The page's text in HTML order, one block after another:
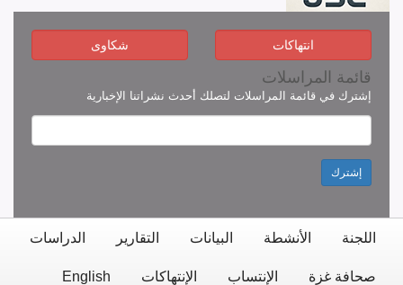
انتهاكات شكاوى
قائمة المراسلات
إشترك في قائمة المراسلات لتصلك أحدث نشراتنا الإخبارية
إشترك
اللجنة الأنشطة البيانات التقارير الدراسات
صحافة غزة الإنتساب الإنتهاكات English